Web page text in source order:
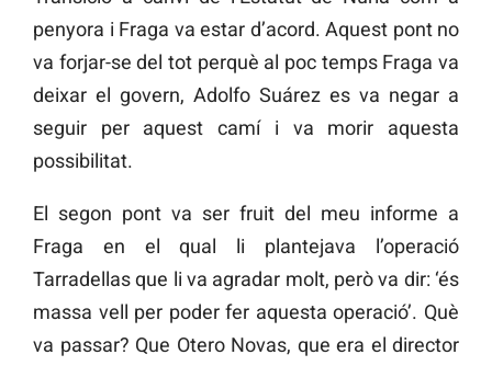
penyora i Fraga va estar d’acord. Aquest pont no
va forjar-se del tot perquè al poc temps Fraga va
deixar el govern, Adolfo Suárez es va negar a
seguir per aquest camí i va morir aquesta
possibilitat.
El segon pont va ser fruit del meu informe a
Fraga en el qual li plantejava l’operació
Tarradellas que li va agradar molt, però va dir: ‘és
massa vell per poder fer aquesta operació’. Què
va passar? Que Otero Novas, que era el director